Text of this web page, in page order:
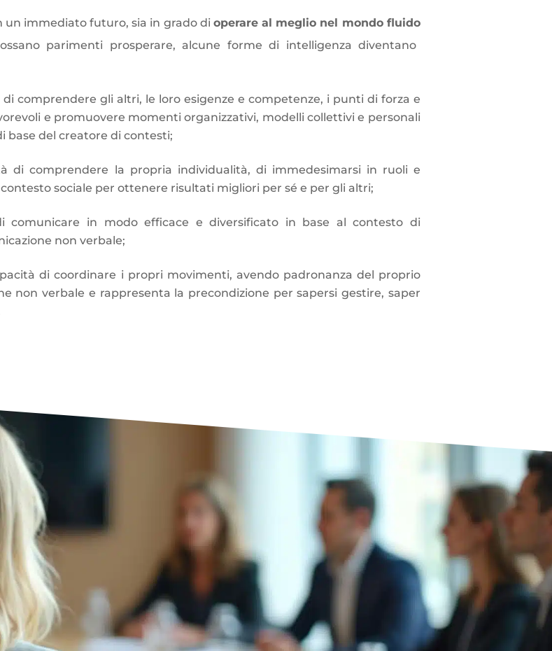
un immediato futuro, sia in grado di operare al meglio nel mondo fluido
parimenti prosperare, alcune forme di intelligenza diventano
di comprendere gli altri, le loro esigenze e competenze, i punti di forza e
e promuovere momenti organizzativi, modelli collettivi e personali
base del creatore di contesti;
di comprendere la propria individualità, di immedesimarsi in ruoli e
sociale per ottenere risultati migliori per sé e per gli altri;
in modo efficace e diversificato in base al contesto di
non verbale;
di coordinare i propri movimenti, avendo padronanza del proprio
non verbale e rappresenta la precondizione per sapersi gestire, saper